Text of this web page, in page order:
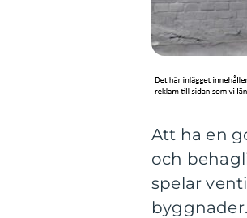
Att ha en
och
spelar